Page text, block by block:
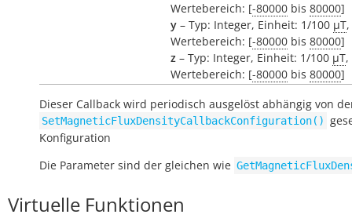
Wertebereich: [-80000 bis 80000]
y – Typ: Integer, Einheit: 1/100 µT,
Wertebereich: [-80000 bis 80000]
z – Typ: Integer, Einheit: 1/100 µT,
Wertebereich: [-80000 bis 80000]
Dieser Callback wird periodisch ausgelöst abhängig von
SetMagneticFluxDensityCallbackConfiguration()
Konfiguration
Die Parameter sind der gleichen wie
Virtuelle Funktionen